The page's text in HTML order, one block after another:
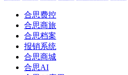
合思费控
合思商旅
合思档案
报销系统
合思商城
合思AI